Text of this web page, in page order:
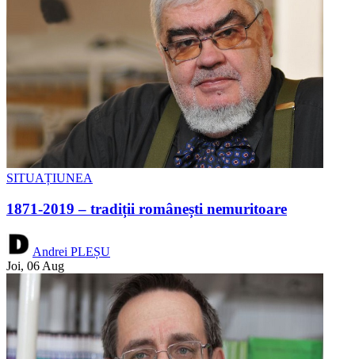
SITUAȚIUNEA
1871-2019 – tradiții românești nemuritoare
Andrei PLEȘU
Joi, 06 Aug